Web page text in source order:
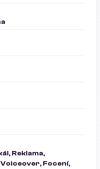
Reklama,
Focení,